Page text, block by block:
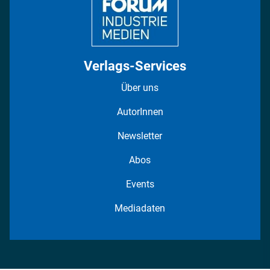
Verlags-Services
Über uns
AutorInnen
Newsletter
Abos
Events
Mediadaten